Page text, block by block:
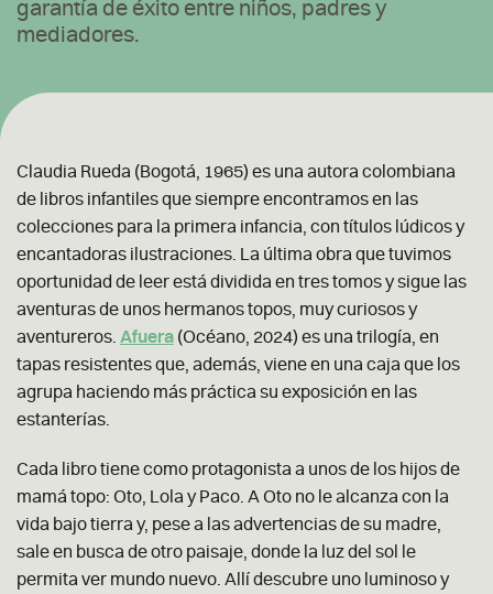
garantía de éxito entre niños, padres y
mediadores.
Claudia Rueda (Bogotá, 1965) es una autora colombiana
de libros infantiles que siempre encontramos en las
colecciones para la primera infancia, con títulos lúdicos y
encantadoras ilustraciones. La última obra que tuvimos
oportunidad de leer está dividida en tres tomos y sigue las
aventuras de unos hermanos topos, muy curiosos y
aventureros. Afuera (Océano, 2024) es una trilogía, en
tapas resistentes que, además, viene en una caja que los
agrupa haciendo más práctica su exposición en las
estanterías.
Cada libro tiene como protagonista a unos de los hijos de
mamá topo: Oto, Lola y Paco. A Oto no le alcanza con la
vida bajo tierra y, pese a las advertencias de su madre,
sale en busca de otro paisaje, donde la luz del sol le
permita ver mundo nuevo. Allí descubre uno luminoso y